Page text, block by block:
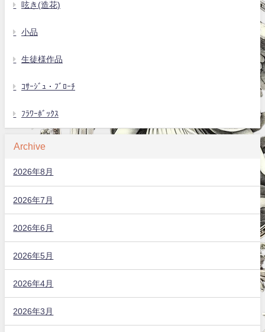
呟き(造花)
小品
生徒様作品
ｺｻｰｼﾞｭ・ﾌﾞﾛｰﾁ
ﾌﾗﾜｰﾎﾞｯｸｽ
Archive
2026年8月
2026年7月
2026年6月
2026年5月
2026年4月
2026年3月